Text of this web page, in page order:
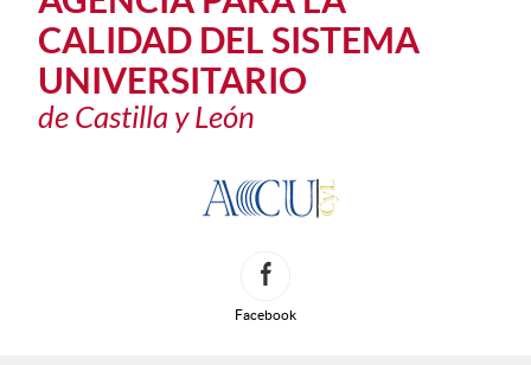
CALIDAD DEL SISTEMA
UNIVERSITARIO
de Castilla y León
Facebook